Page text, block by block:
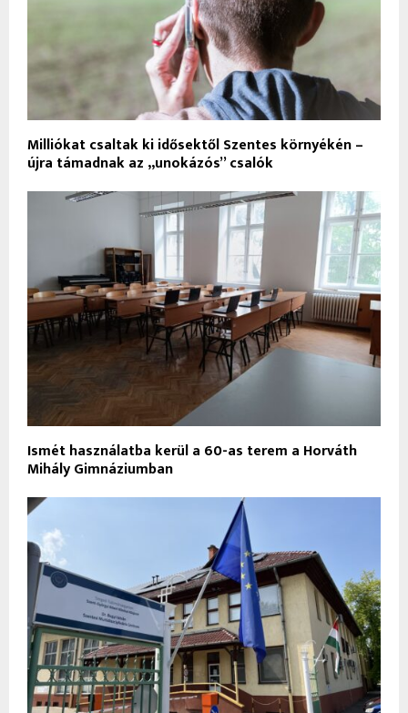
Milliókat csaltak ki idősektől Szentes környékén –
újra támadnak az „unokázós” csalók
Ismét használatba kerül a 60-as terem a Horváth
Mihály Gimnáziumban